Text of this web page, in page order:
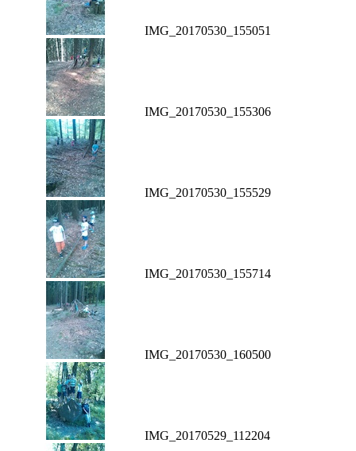
IMG_20170530_155051
IMG_20170530_155306
IMG_20170530_155529
IMG_20170530_155714
IMG_20170530_160500
IMG_20170529_112204